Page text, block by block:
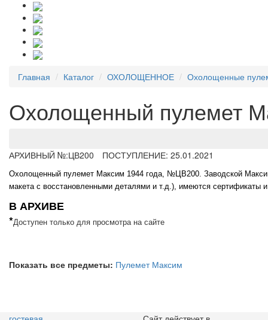
Главная Каталог ОХОЛОЩЕННОЕ Охолощенные
Охолощенный пулемет
АРХИВНЫЙ №:ЦВ200 ПОСТУПЛЕНИЕ: 25.01.2021
Охолощенный пулемет Максим 1944 года, №ЦВ200. Заводской
макета с восстановленными деталями и т.д.), имеются сертификаты
В АРХИВЕ
*Доступен только для просмотра на сайте
Показать все предметы: Пулемет Максим